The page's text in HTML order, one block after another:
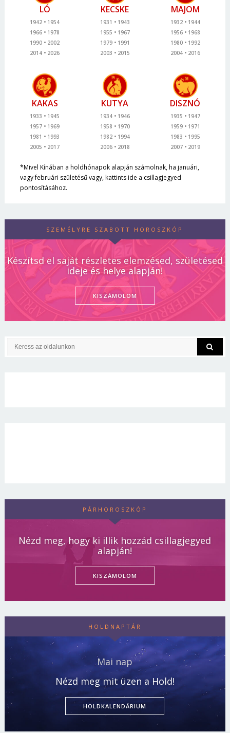
LÓ
1942
1954
1966
1978
1990
2002
2014
2026
KECSKE
1931
1943
1955
1967
1979
1991
2003
2015
MAJOM
1932
1944
1956
1968
1980
1992
2004
2016
KAKAS
1933
1945
1957
1969
1981
1993
2005
2017
KUTYA
1934
1946
1958
1970
1982
1994
2006
2018
DISZNÓ
1935
1947
1959
1971
1983
1995
2007
2019
*Mivel Kínában a holdhónapok alapján számolnak, ha januári,
vagy februári születésű vagy, kattints ide a csillagjegyed
pontosításához.
SZEMÉLYRE SZABOTT HOROSZKÓP
Készítsd el saját részletes elemzésed, születésed
ideje és helye alapján!
KISZÁMOLOM
PÁRHOROSZKÓP
Nézd meg, hogy ki illik hozzád csillagjegyed
alapján!
KISZÁMOLOM
HOLDNAPTÁR
Mai nap
Nézd meg mit üzen a Hold!
HOLDKALENDÁRIUM